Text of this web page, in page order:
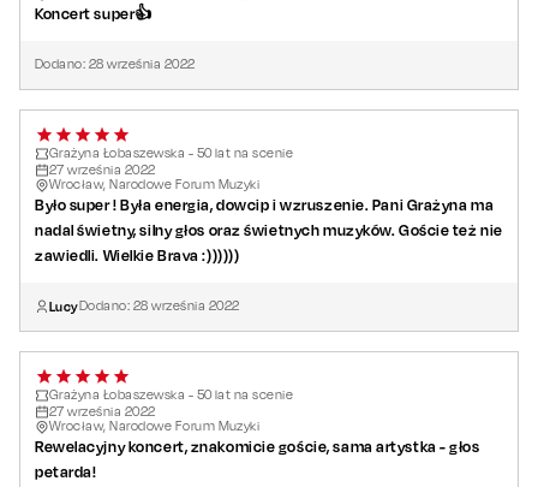
Koncert super👍
Dodano: 28 września 2022
Grażyna Łobaszewska - 50 lat na scenie
27 września 2022
Wrocław, Narodowe Forum Muzyki
Było super ! Była energia, dowcip i wzruszenie. Pani Grażyna ma
nadal świetny, silny głos oraz świetnych muzyków. Goście też nie
zawiedli. Wielkie Brava :))))))
LucyDodano: 28 września 2022
Grażyna Łobaszewska - 50 lat na scenie
27 września 2022
Wrocław, Narodowe Forum Muzyki
Rewelacyjny koncert, znakomicie goście, sama artystka - głos
petarda!